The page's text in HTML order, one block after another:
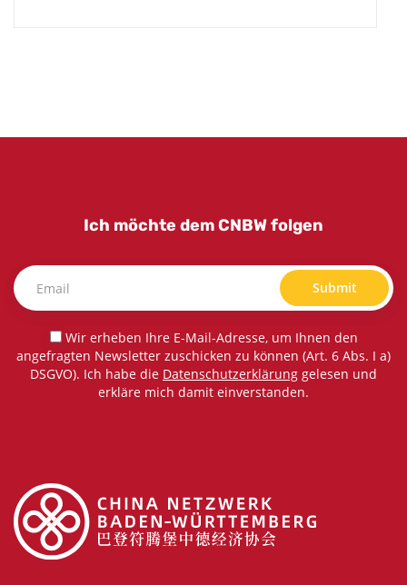
Ich möchte dem CNBW folgen
Submit
Wir erheben Ihre E-Mail-Adresse, um Ihnen den
angefragten Newsletter zuschicken zu können (Art. 6 Abs. I a)
DSGVO). Ich habe die Datenschutzerklärung gelesen und
erkläre mich damit einverstanden.